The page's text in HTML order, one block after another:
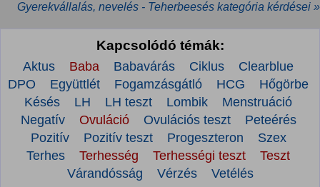
Gyerekvállalás, nevelés - Teherbeesés kategória kérdései »
Kapcsolódó témák:
Aktus Baba Babavárás Ciklus
Clearblue
DPO
Együttlét Fogamzásgátló HCG
Hőgörbe
Késés
LH LH teszt Lombik
Menstruáció
Negatív
Ovuláció Ovulációs teszt
Peteérés
Pozitív
Pozitív teszt Progeszteron
Szex
Terhes
Terhesség Terhességi teszt
Teszt
Várandósság
Vérzés Vetélés